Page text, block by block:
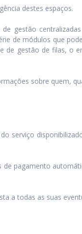
destes espaços.
gestão
de módulos que
gestão de filas, o
sobre quem,
serviço
pagamento
a todas as suas